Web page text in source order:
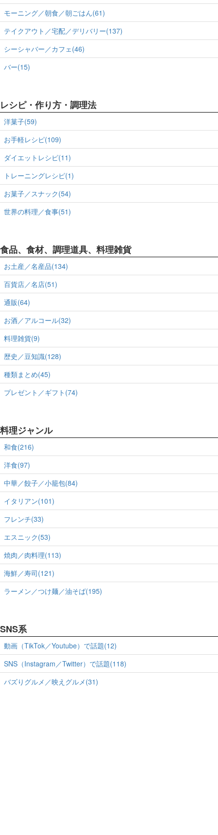
モーニング／朝食／朝ごはん(61)
テイクアウト／宅配／デリバリー(137)
シーシャバー／カフェ(46)
バー(15)
レシピ・作り方・調理法
洋菓子(59)
お手軽レシピ(109)
ダイエットレシピ(11)
トレーニングレシピ(1)
お菓子／スナック(54)
世界の料理／食事(51)
食品、食材、調理道具、料理雑貨
お土産／名産品(134)
百貨店／名店(51)
通販(64)
お酒／アルコール(32)
料理雑貨(9)
歴史／豆知識(128)
種類まとめ(45)
プレゼント／ギフト(74)
料理ジャンル
和食(216)
洋食(97)
中華／餃子／小籠包(84)
イタリアン(101)
フレンチ(33)
エスニック(53)
焼肉／肉料理(113)
海鮮／寿司(121)
ラーメン／つけ麺／油そば(195)
SNS系
動画（TikTok／Youtube）で話題(12)
SNS（Instagram／Twitter）で話題(118)
バズりグルメ／映えグルメ(31)